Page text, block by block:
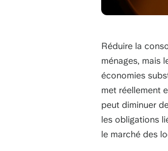
Réduire la
ménages, mais
économies
met réellement
peut diminuer
les obligations
le marché des